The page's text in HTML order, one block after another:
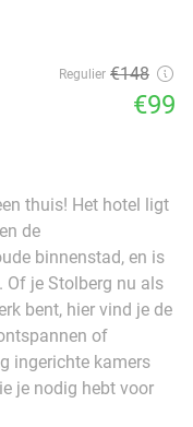
Regulier €148
€99
thuis! Het hotel ligt
de
binnenstad, en is
Of je Stolberg nu als
bent, hier vind je de
of
ingerichte kamers
je nodig hebt voor